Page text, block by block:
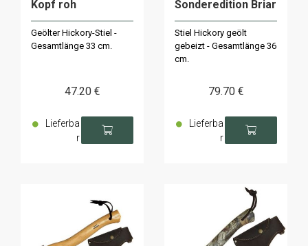
Kopf roh
Geölter Hickory-Stiel -
Gesamtlänge 33 cm.
47.20 €
Lieferba
r
Sonderedition Briar
Stiel Hickory geölt
gebeizt - Gesamtlänge 36
cm.
79.70 €
Lieferba
r